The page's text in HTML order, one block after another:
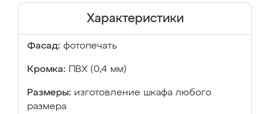
Характеристики
Фасад: фотопечать
Кромка: ПВХ (0,4 мм)
Размеры: изготовление шкафа любого
размера